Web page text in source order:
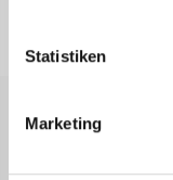
Statistiken
Marketing